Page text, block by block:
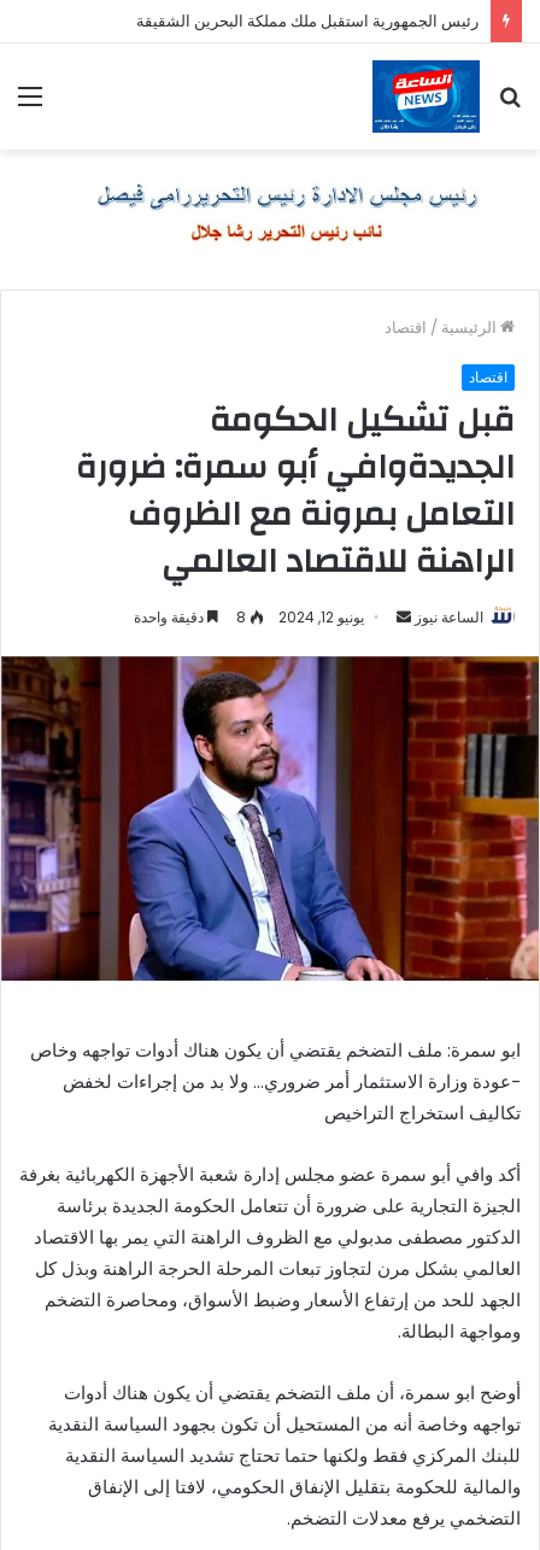
رئيس الجمهورية استقبل ملك مملكة البحرين الشقيقة
عن
الرئيسية / اقتصاد
اقتصاد
قبل تشكيل الحكومة
الجديدةوافي أبو سمرة: ضرورة
التعامل بمرونة مع الظروف
الراهنة للاقتصاد العالمي
الساعة نيوز
أرسل يونيو 12, 2024 8 دقيقة واحدة
ابو سمرة: ملف التضخم يقتضي أن يكون هناك أدوات تواجهه وخاص
-عودة وزارة الاستثمار أمر ضروري… ولا بد من إجراءات لخفض
تكاليف استخراج التراخيص
أكد وافي أبو سمرة عضو مجلس إدارة شعبة الأجهزة الكهربائية بغرفة
الجيزة التجارية على ضرورة أن تتعامل الحكومة الجديدة برئاسة
الدكتور مصطفى مدبولي مع الظروف الراهنة التي يمر بها الاقتصاد
العالمي بشكل مرن لتجاوز تبعات المرحلة الحرجة الراهنة وبذل كل
الجهد للحد من إرتفاع الأسعار وضبط الأسواق، ومحاصرة التضخم
ومواجهة البطالة.
أوضح ابو سمرة، أن ملف التضخم يقتضي أن يكون هناك أدوات
تواجهه وخاصة أنه من المستحيل أن تكون بجهود السياسة النقدية
للبنك المركزي فقط ولكنها حتما تحتاج تشديد السياسة النقدية
والمالية للحكومة بتقليل الإنفاق الحكومي، لافتا إلى الإنفاق
التضخمي يرفع معدلات التضخم.